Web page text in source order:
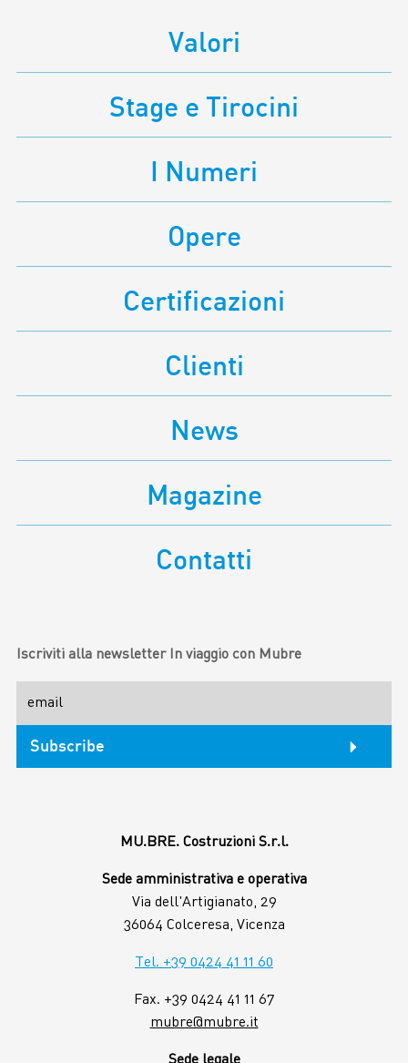
Valori
Stage e Tirocini
I Numeri
Opere
Certificazioni
Clienti
News
Magazine
Contatti
Iscriviti alla newsletter In viaggio con Mubre
MU.BRE. Costruzioni S.r.l.
Sede amministrativa e operativa
Via dell'Artigianato, 29
36064 Colceresa, Vicenza
Tel. +39 0424 41 11 60
Fax. +39 0424 41 11 67
mubre@mubre.it
Sede legale